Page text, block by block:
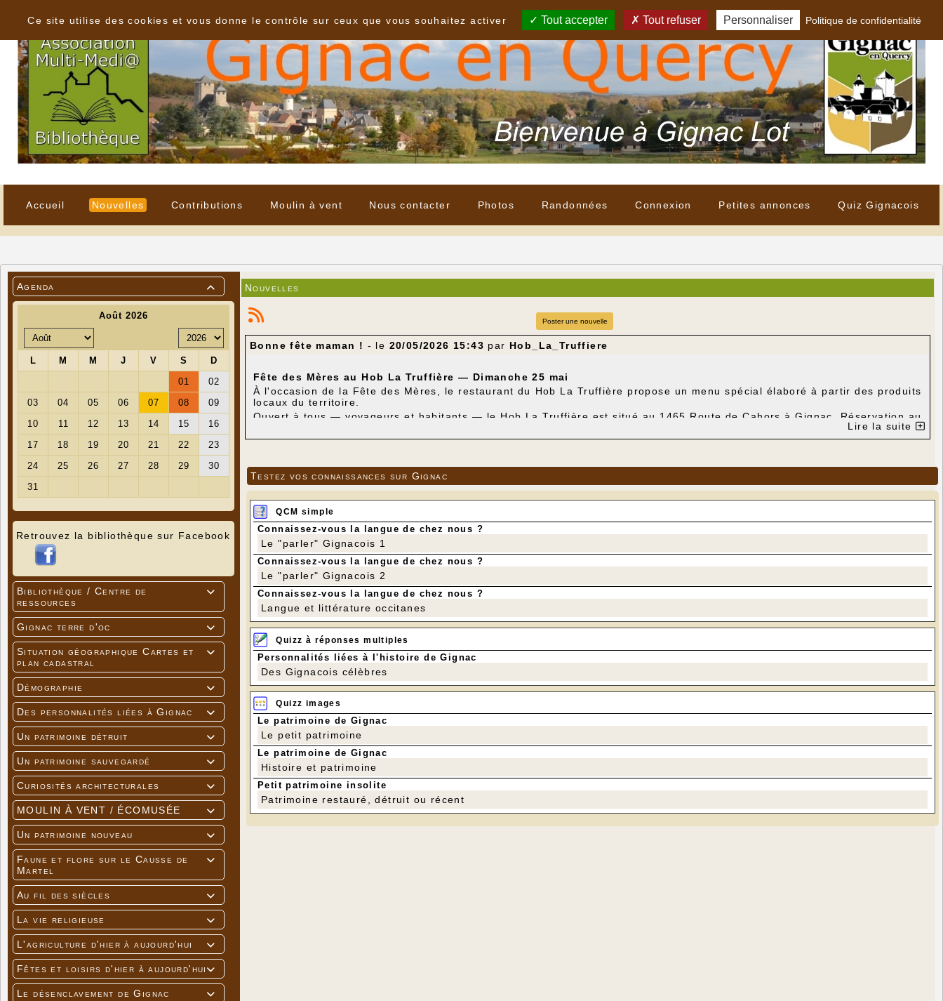
Accueil Nouvelles Contributions Moulin à vent Nous contacter Photos Randonnées Connexion Petites annonces Quiz Gignacois

Agenda
Retrouvez la bibliothèque sur Facebook

Bibliothèque / Centre de
ressources

Gignac terre d'oc

Situation géographique Cartes et
plan cadastral

Démographie

Des personnalités liées à Gignac

Un patrimoine détruit

Un patrimoine sauvegardé

Curiosités architecturales

MOULIN À VENT / ÉCOMUSÉE

Un patrimoine nouveau

Faune et flore sur le Causse de
Martel

Au fil des siècles

La vie religieuse

L'agriculture d'hier à aujourd'hui

Fêtes et loisirs d'hier à aujourd'hui

Le désenclavement de Gignac
Nouvelles
Poster une nouvelle
Bonne fête maman ! - le 20/05/2026 15:43 par Hob_La_Truffiere
Fête des Mères au Hob La Truffière — Dimanche 25 mai
À l'occasion de la Fête des Mères, le restaurant du Hob La Truffière propose un menu spécial élaboré à partir des produits
locaux du territoire.
Ouvert à tous — voyageurs et habitants — le Hob La Truffière est situé au 1465 Route de Cahors à Gignac. Réservation au
Découvrez le menu(cliquer sur ce lien)
Lire la suite
Testez vos connaissances sur Gignac
QCM simple
Connaissez-vous la langue de chez nous ?
Le "parler" Gignacois 1
Connaissez-vous la langue de chez nous ?
Le "parler" Gignacois 2
Connaissez-vous la langue de chez nous ?
Langue et littérature occitanes
Quizz à réponses multiples
Personnalités liées à l'histoire de Gignac
Des Gignacois célèbres
Quizz images
Le patrimoine de Gignac
Le petit patrimoine
Le patrimoine de Gignac
Histoire et patrimoine
Petit patrimoine insolite
Patrimoine restauré, détruit ou récent
Ce site utilise des cookies et vous donne le contrôle sur ceux que vous souhaitez activer
Tout accepter Tout refuser Personnaliser Politique de confidentialité